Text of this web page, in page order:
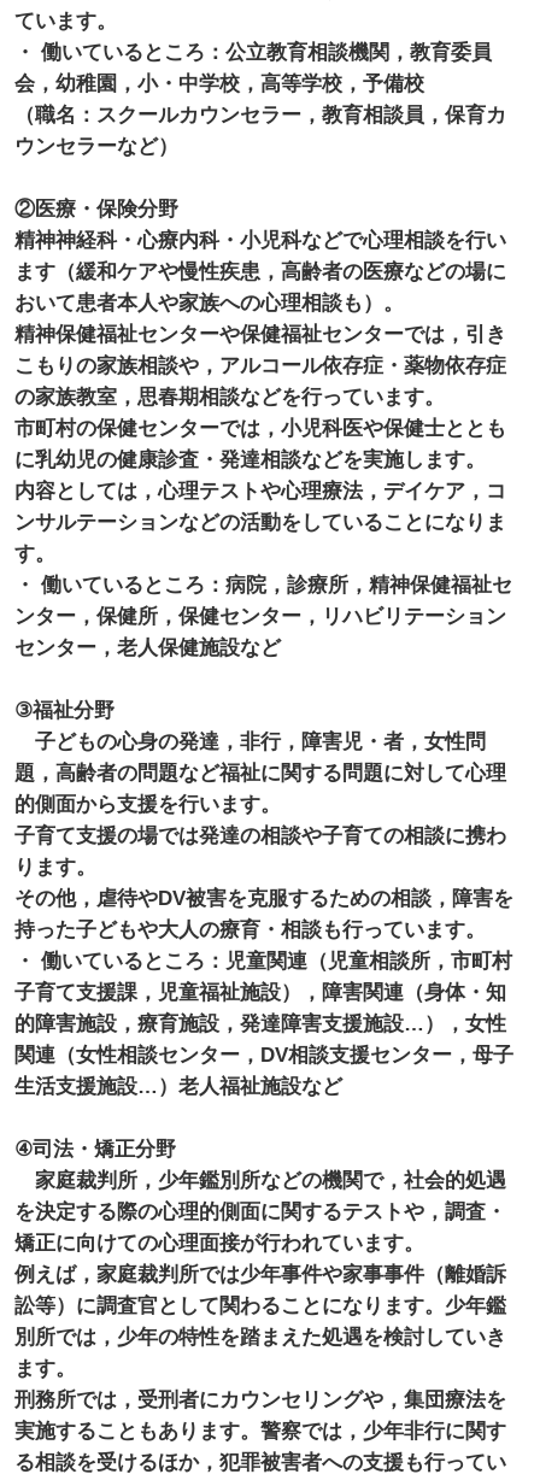
ています。
・ 働いているところ：公立教育相談機関，教育委員
会，幼稚園，小・中学校，高等学校，予備校
（職名：スクールカウンセラー，教育相談員，保育カ
ウンセラーなど）
②医療・保険分野
精神神経科・心療内科・小児科などで心理相談を行い
ます（緩和ケアや慢性疾患，高齢者の医療などの場に
おいて患者本人や家族への心理相談も）。
精神保健福祉センターや保健福祉センターでは，引き
こもりの家族相談や，アルコール依存症・薬物依存症
の家族教室，思春期相談などを行っています。
市町村の保健センターでは，小児科医や保健士ととも
に乳幼児の健康診査・発達相談などを実施します。
内容としては，心理テストや心理療法，デイケア，コ
ンサルテーションなどの活動をしていることになりま
す。
・ 働いているところ：病院，診療所，精神保健福祉セ
ンター，保健所，保健センター，リハビリテーション
センター，老人保健施設など
③福祉分野
子どもの心身の発達，非行，障害児・者，女性問
題，高齢者の問題など福祉に関する問題に対して心理
的側面から支援を行います。
子育て支援の場では発達の相談や子育ての相談に携わ
ります。
その他，虐待やDV被害を克服するための相談，障害を
持った子どもや大人の療育・相談も行っています。
・ 働いているところ：児童関連（児童相談所，市町村
子育て支援課，児童福祉施設），障害関連（身体・知
的障害施設，療育施設，発達障害支援施設…），女性
関連（女性相談センター，DV相談支援センター，母子
生活支援施設…）老人福祉施設など
④司法・矯正分野
家庭裁判所，少年鑑別所などの機関で，社会的処遇
を決定する際の心理的側面に関するテストや，調査・
矯正に向けての心理面接が行われています。
例えば，家庭裁判所では少年事件や家事事件（離婚訴
訟等）に調査官として関わることになります。少年鑑
別所では，少年の特性を踏まえた処遇を検討していき
ます。
刑務所では，受刑者にカウンセリングや，集団療法を
実施することもあります。警察では，少年非行に関す
る相談を受けるほか，犯罪被害者への支援も行ってい